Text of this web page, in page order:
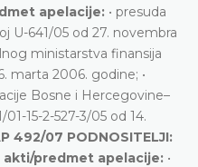
apelacije: • presuda
U-641/05 od 27. novembra
ministarstva finansija
marta 2006. godine; •
Bosne i Hercegovine–
15-2-527-3/05 od 14.
492/07 PODNOSITELJI:
akti/predmet apelacije: •